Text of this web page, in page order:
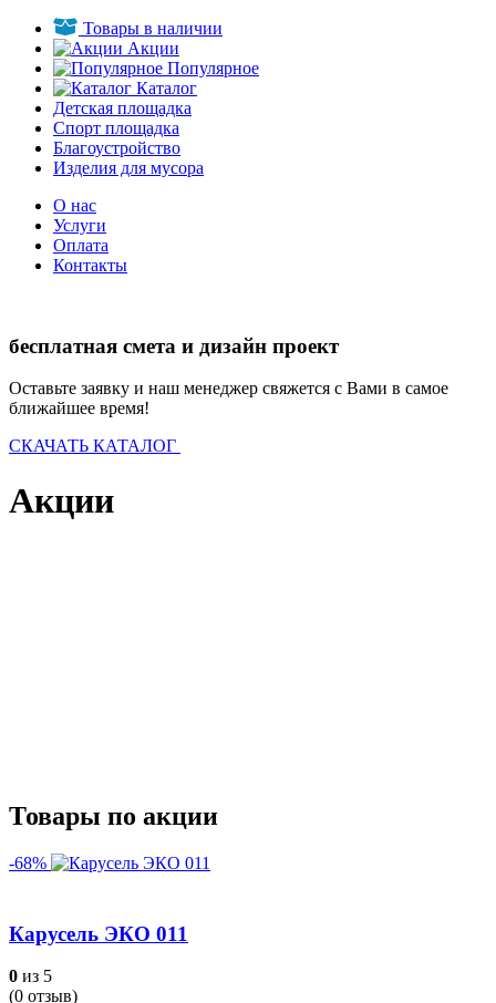
Товары в наличии
Акции
Популярное
Каталог
Детская площадка
Спорт площадка
Благоустройство
Изделия для мусора
О нас
Услуги
Оплата
Контакты
бесплатная смета и дизайн проект
Оставьте заявку и наш менеджер свяжется с Вами в самое
ближайшее время!
СКАЧАТЬ КАТАЛОГ
Акции
Товары по акции
-68%
Карусель ЭКО 011
0 из 5
(0 отзыв)